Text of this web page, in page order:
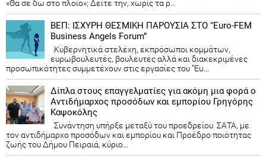
«Θα σε δω στο πλοίο»; Δείτε την, χωρίς τα ρ...
ΒΕΠ: ΙΣΧΥΡΗ ΘΕΣΜΙΚΗ ΠΑΡΟΥΣΙΑ ΣΤΟ “Euro-FEM
Business Angels Forum”
Κυβερνητικά στελέχη, εκπρόσωποι κομμάτων,
ευρωβουλευτές, βουλευτές αλλά και διακεκριμένες
προσωπικότητες συμμετέχουν στις εργασίες του “Eu...
Δίπλα στους επαγγελματίες για ακόμη μια φορά ο
Αντιδήμαρχος προσόδων και εμπορίου Γρηγόρης
Καψοκόλης
Συνάντηση υπήρξε μεταξύ του προεδρείου ΣΑΤΑ, με
τον αντιδήμαρχο προσόδων και εμπορίου και Προέδρο ποιότητας
ζωής του Δήμου Πειραιά, κύριο...